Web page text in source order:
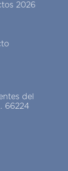
2026
del
66224